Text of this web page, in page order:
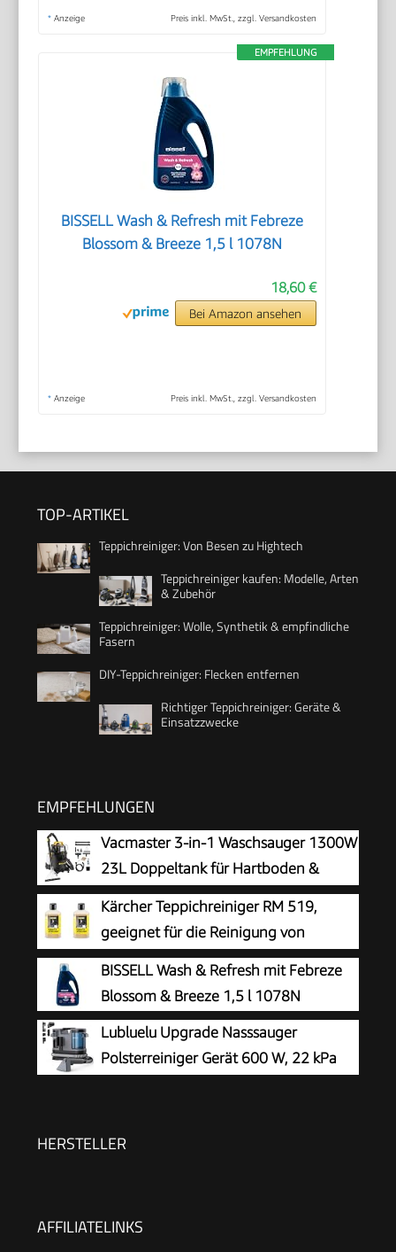
* Anzeige Preis inkl. MwSt., zzgl. Versandkosten
EMPFEHLUNG
BISSELL Wash & Refresh mit Febreze
Blossom & Breeze 1,5 l 1078N
18,60 €
Bei Amazon ansehen
* Anzeige Preis inkl. MwSt., zzgl. Versandkosten
TOP-ARTIKEL
Teppichreiniger: Von Besen zu Hightech
Teppichreiniger kaufen: Modelle, Arten
& Zubehör
Teppichreiniger: Wolle, Synthetik & empfindliche
Fasern
DIY-Teppichreiniger: Flecken entfernen
Richtiger Teppichreiniger: Geräte &
Einsatzzwecke
EMPFEHLUNGEN
Vacmaster 3-in-1 Waschsauger 1300W
23L Doppeltank für Hartboden &
Teppich
Kärcher Teppichreiniger RM 519,
geeignet für die Reinigung von
Teppichböden, Polstern, Autositzen
etc., 1l Konzentrat ergeben verdünnt 40l
Reinigungsmittel (Packung mit 2)
BISSELL Wash & Refresh mit Febreze
Blossom & Breeze 1,5 l 1078N
Lubluelu Upgrade Nasssauger
Polsterreiniger Gerät 600 W, 22 kPa
HERSTELLER
AFFILIATELINKS